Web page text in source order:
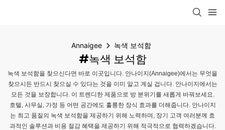
Annaigee 녹색 보석함
#녹색 보석함
녹색 보석함을 찾으신다면 바로 이곳입니다. 안나이지(Annaigee)에서는 무엇을
찾으시든 반드시 찾으실 수 있다는 것을 이미 알고 계실 겁니다. 안나이지에서는
모든 것을 보장합니다. 이 트렌디한 제품으로 방 분위기를 새롭게 바꿔보세요.
호텔, 사무실, 가정 등 어떤 공간에도 훌륭한 장식 효과를 더해줍니다. 안나이지
는 최고 품질의 녹색 보석함을 제공하기 위해 노력하며, 장기 고객 여러분께 효
과적인 솔루션과 비용 절감 혜택을 제공하기 위해 적극적으로 협력하겠습니다.